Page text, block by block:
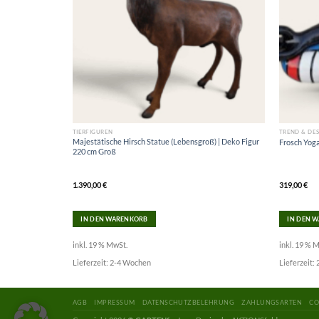
TIERFIGUREN
Majestätische Hirsch Statue (Lebensgroß) | Deko Figur
220 cm Groß
1.390,00€
IN DEN WARENKORB
inkl. 19 % MwSt.
Lieferzeit: 2-4 Wochen
TREND &
Frosch
319,00€
IN DEN
inkl. 19 %
Lieferzeit:
AGB IMPRESSUM DATENSCHUTZBELEHRUNG ZAHLUNGSARTEN